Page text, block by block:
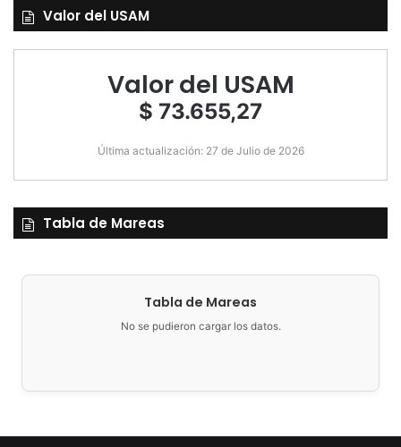
Valor del USAM
Valor del USAM
$ 73.655,27
Última actualización: 27 de Julio de 2026
Tabla de Mareas
Tabla de Mareas
No se pudieron cargar los datos.